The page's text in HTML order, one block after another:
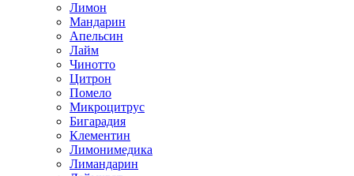
Лимон
Мандарин
Апельсин
Лайм
Чинотто
Цитрон
Помело
Микроцитрус
Бигарадия
Клементин
Лимонимедика
Лимандарин